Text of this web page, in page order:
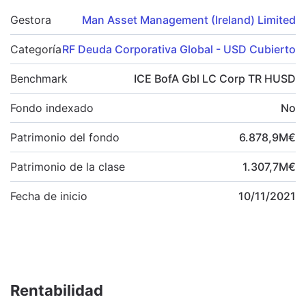
Gestora Man Asset Management (Ireland) Limited
CategoríaRF Deuda Corporativa Global - USD Cubierto
Benchmark ICE BofA Gbl LC Corp TR HUSD
Fondo indexado No
Patrimonio del fondo 6.878,9M€
Patrimonio de la clase 1.307,7M€
Fecha de inicio 10/11/2021
Rentabilidad